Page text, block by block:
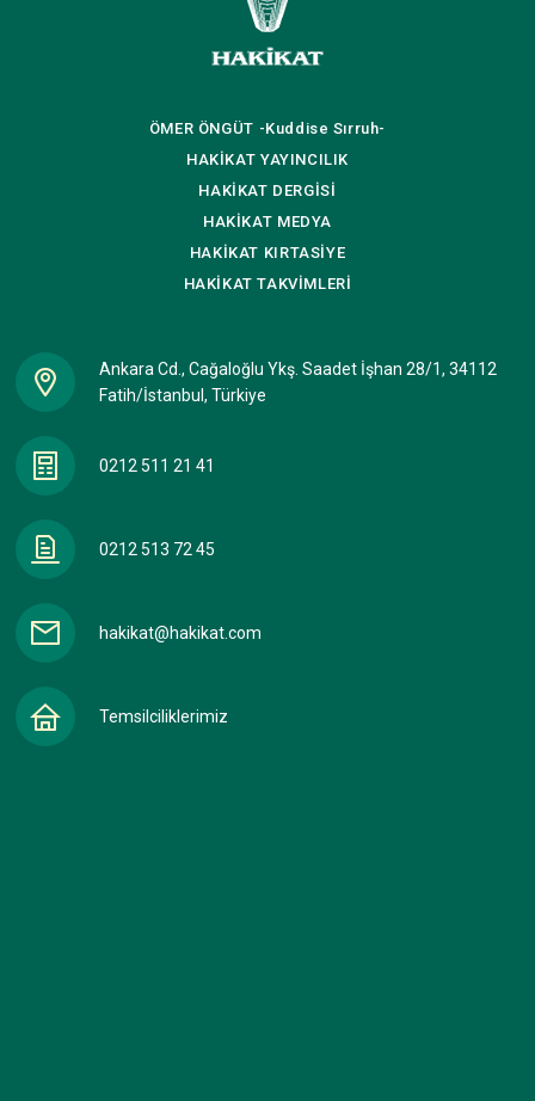
ÖMER ÖNGÜT -Kuddise Sırruh-
HAKİKAT YAYINCILIK
HAKİKAT DERGİSİ
HAKİKAT MEDYA
HAKİKAT KIRTASİYE
HAKİKATTAKVİMLERİ
Ankara Cd., Cağaloğlu Ykş. Saadet İşhan 28/1, 34112
Fatih/İstanbul, Türkiye
0212 511 21 41
0212 513 72 45
hakikat@hakikat.com
Temsilciliklerimiz